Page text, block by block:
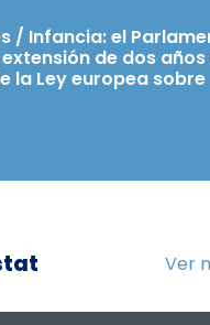
/ Infancia: el
de dos
la Ley europea sobre
Ver